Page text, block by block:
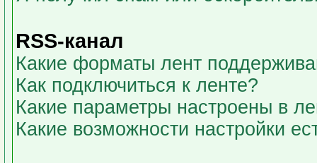
RSS-канал
Какие форматы лент
Как подключиться к ленте?
Какие параметры настроены в
Какие возможности настройки